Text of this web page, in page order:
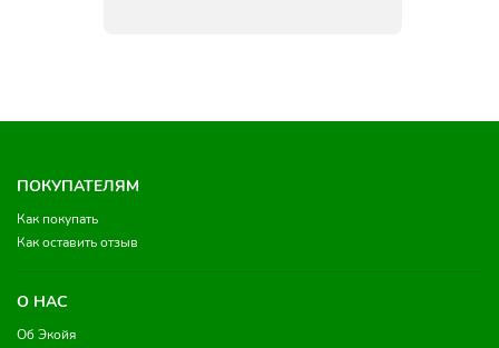
ПОКУПАТЕЛЯМ
Как покупать
Как оставить отзыв
О НАС
Об Экойя